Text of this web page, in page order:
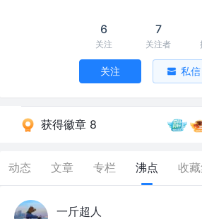
6
关注
7
关注者
关注 私信
获得徽章 8
动态 文章 专栏 沸点 收
一斤超人